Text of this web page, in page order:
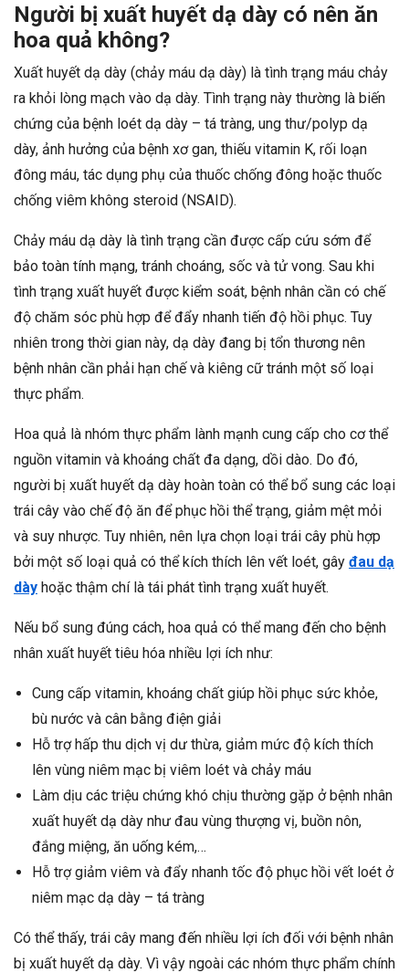
Người bị xuất huyết dạ dày có nên ăn
hoa quả không?
Xuất huyết dạ dày (chảy máu dạ dày) là tình trạng máu chảy
ra khỏi lòng mạch vào dạ dày. Tình trạng này thường là biến
chứng của bệnh loét dạ dày – tá tràng, ung thư/polyp dạ
dày, ảnh hưởng của bệnh xơ gan, thiếu vitamin K, rối loạn
đông máu, tác dụng phụ của thuốc chống đông hoặc thuốc
chống viêm không steroid (NSAID).
Chảy máu dạ dày là tình trạng cần được cấp cứu sớm để
bảo toàn tính mạng, tránh choáng, sốc và tử vong. Sau khi
tình trạng xuất huyết được kiểm soát, bệnh nhân cần có chế
độ chăm sóc phù hợp để đẩy nhanh tiến độ hồi phục. Tuy
nhiên trong thời gian này, dạ dày đang bị tổn thương nên
bệnh nhân cần phải hạn chế và kiêng cữ tránh một số loại
thực phẩm.
Hoa quả là nhóm thực phẩm lành mạnh cung cấp cho cơ thể
nguồn vitamin và khoáng chất đa dạng, dồi dào. Do đó,
người bị xuất huyết dạ dày hoàn toàn có thể bổ sung các loại
trái cây vào chế độ ăn để phục hồi thể trạng, giảm mệt mỏi
và suy nhược. Tuy nhiên, nên lựa chọn loại trái cây phù hợp
bởi một số loại quả có thể kích thích lên vết loét, gây đau dạ
dày hoặc thậm chí là tái phát tình trạng xuất huyết.
Nếu bổ sung đúng cách, hoa quả có thể mang đến cho bệnh
nhân xuất huyết tiêu hóa nhiều lợi ích như:
Cung cấp vitamin, khoáng chất giúp hồi phục sức khỏe,
bù nước và cân bằng điện giải
Hỗ trợ hấp thu dịch vị dư thừa, giảm mức độ kích thích
lên vùng niêm mạc bị viêm loét và chảy máu
Làm dịu các triệu chứng khó chịu thường gặp ở bệnh nhân
xuất huyết dạ dày như đau vùng thượng vị, buồn nôn,
đắng miệng, ăn uống kém,…
Hỗ trợ giảm viêm và đẩy nhanh tốc độ phục hồi vết loét ở
niêm mạc dạ dày – tá tràng
Có thể thấy, trái cây mang đến nhiều lợi ích đối với bệnh nhân
bị xuất huyết dạ dày. Vì vậy ngoài các nhóm thực phẩm chính